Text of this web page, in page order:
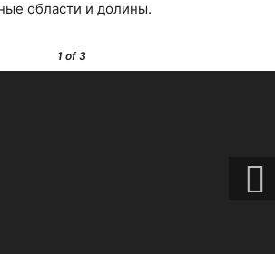
области и долины.
1 of 3